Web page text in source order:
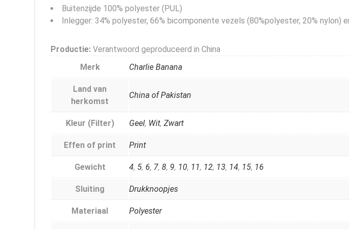
Buitenzijde 100% polyester (PUL)
Inlegger: 34% polyester, 66% bicomponente vezels (80%polyester, 20% nylon)
Productie: Verantwoord geproduceerd in China
Merk
Charlie Banana
Land van
herkomst
China of Pakistan
Kleur (Filter) Geel, Wit, Zwart
Effen of print Print
Gewicht 4, 5, 6, 7, 8, 9, 10, 11, 12, 13, 14, 15, 16
Sluiting Drukknoopjes
Materiaal Polyester